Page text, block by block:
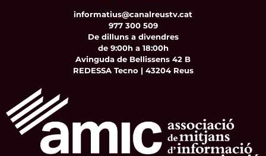
informatius@canalreustv.cat
977 300 509
De dilluns a divendres
de 9:00h a 18:00h
Avinguda de Bellissens 42 B
REDESSA Tecno | 43204 Reus